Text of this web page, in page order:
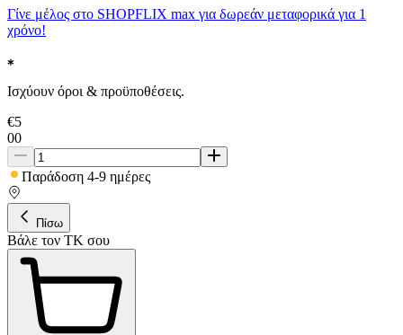
Γίνε μέλος στο SHOPFLIX max για δωρεάν μεταφορικά για 1
χρόνο!
Ισχύουν όροι & προϋποθέσεις.
€5
00
Παράδοση 4-9 ημέρες
Πίσω
Βάλε τον ΤΚ σου